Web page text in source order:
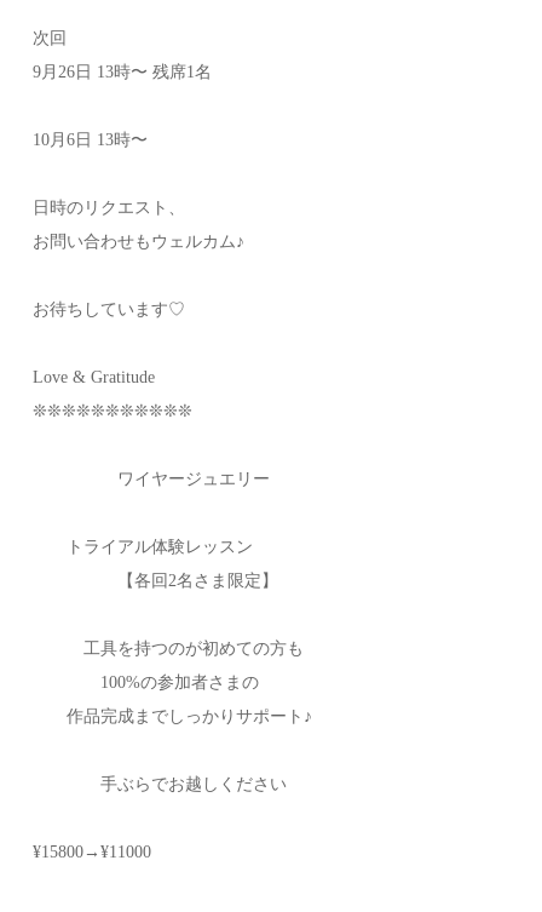
次回
9月26日 13時〜 残席1名
10月6日 13時〜
日時のリクエスト、
お問い合わせもウェルカム♪
お待ちしています♡
Love & Gratitude
❊❊❊❊❊❊❊❊❊❊❊
ワイヤージュエリー
トライアル体験レッスン
【各回2名さま限定】
工具を持つのが初めての方も
100%の参加者さまの
作品完成までしっかりサポート♪
手ぶらでお越しください
¥15800→¥11000